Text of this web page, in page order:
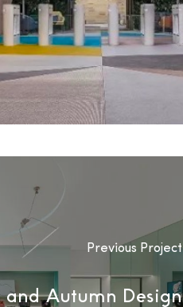
Previous Project
Autumn Design